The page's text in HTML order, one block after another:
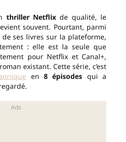
thriller Netflixde qualité, le
souvent. Pourtant, parmi
ses livres sur la plateforme,
: elle est la seule que
pour Netflix et Canal+,
existant. Cette série, c’est
en 8 épisodes qui a